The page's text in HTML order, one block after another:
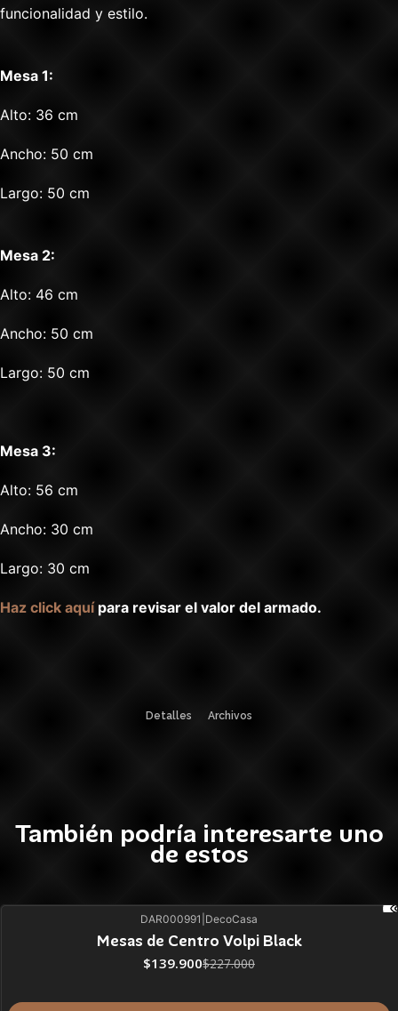
funcionalidad y estilo.
Mesa 1:
Alto: 36 cm
Ancho: 50 cm
Largo: 50 cm
Mesa 2:
Alto: 46 cm
Ancho: 50 cm
Largo: 50 cm
Mesa 3:
Alto: 56 cm
Ancho: 30 cm
Largo: 30 cm
Haz click aquípara revisar el valor del armado.
Detalles Archivos
También podría interesarte uno
de estos
DAR000991 DecoCasa
Mesas de Centro Volpi Black
$139.900$227.000